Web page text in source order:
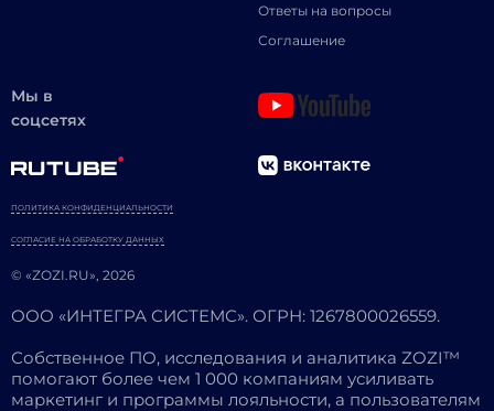
Ответы на вопросы
Соглашение
Мы в
соцсетях
© «ZOZI.RU», 2026
ПОЛИТИКА КОНФИДЕНЦИАЛЬНОСТИ
СОГЛАСИЕ НА ОБРАБОТКУ ДАННЫХ
ООО «ИНТЕГРА СИСТЕМС». ОГРН: 1267800026559.
Собственное ПО, исследования и аналитика ZOZI™
помогают более чем 1 000 компаниям усиливать
маркетинг и программы лояльности, а пользователям